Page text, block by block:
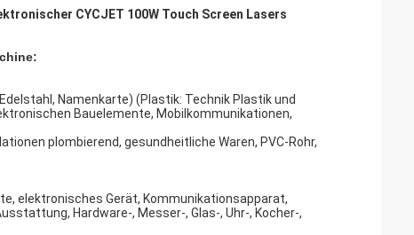
CYCJET 100W Touch Screen Lasers
:
Namenkarte) (Plastik: Technik Plastik und
Bauelemente, Mobilkommunikationen,
plombierend, gesundheitliche Waren, PVC-Rohr,
elektronisches Gerät, Kommunikationsapparat,
Hardware-, Messer-, Glas-, Uhr-, Kocher-,